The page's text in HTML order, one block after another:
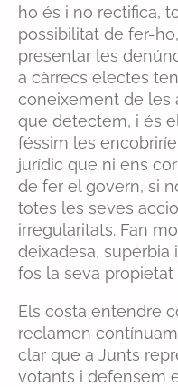
ho és i no rectifica,
possibilitat de fer-
presentar les
a càrrecs electes
coneixement de les
que detectem, i és
féssim les
jurídic que ni ens
de fer el govern, si
totes les seves
irregularitats. Fan
deixadesa, supèrbia
fos la seva propietat
Els costa entendre
reclamen
clar que a Junts
votants i defensem